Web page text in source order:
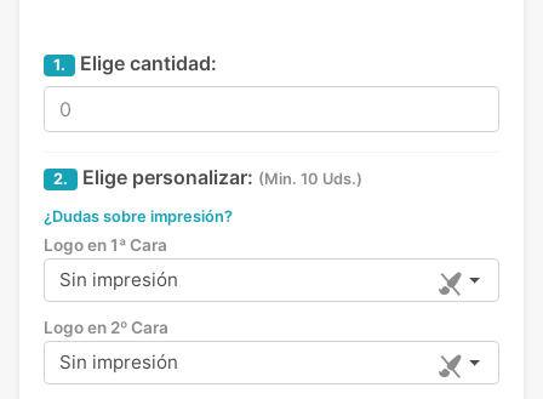
1. Elige cantidad:
2. Elige personalizar: (Min. 10 Uds.)
¿Dudas sobre impresión?
Logo en 1ª Cara
Sin impresión
Logo en 2º Cara
Sin impresión